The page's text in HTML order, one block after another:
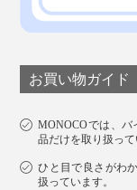
お買い物ガイド
MONOCOでは、
品だけを取り扱って
ひと目で良さがわ
扱っています。